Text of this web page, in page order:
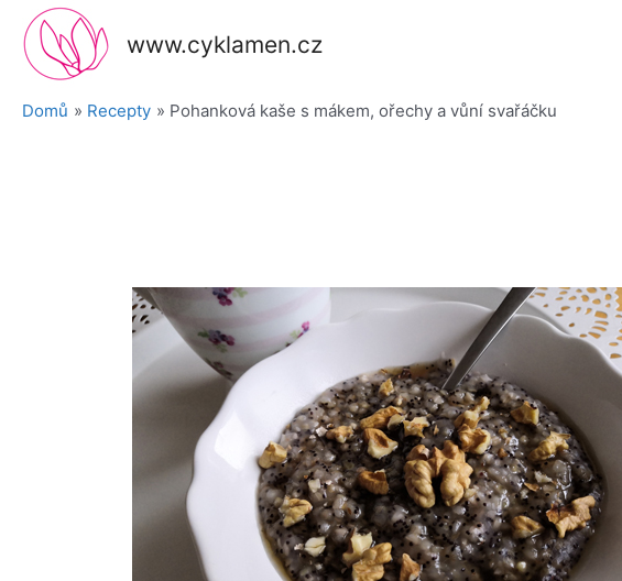
Přeskočit
obsah
www.cyklamen.cz
Domů Recepty Pohanková kaše s mákem, ořechy a vůní svařáčku